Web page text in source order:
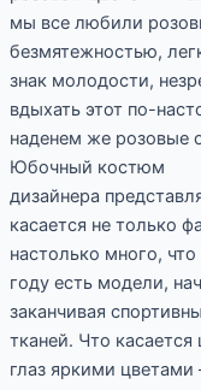
мы все любили
безмятежностью,
знак молодости,
вдыхать этот по-
наденем же розовые
Юбочный костюм
дизайнера
касается не только
настолько много,
году есть модели,
заканчивая
тканей. Что
глаз яркими